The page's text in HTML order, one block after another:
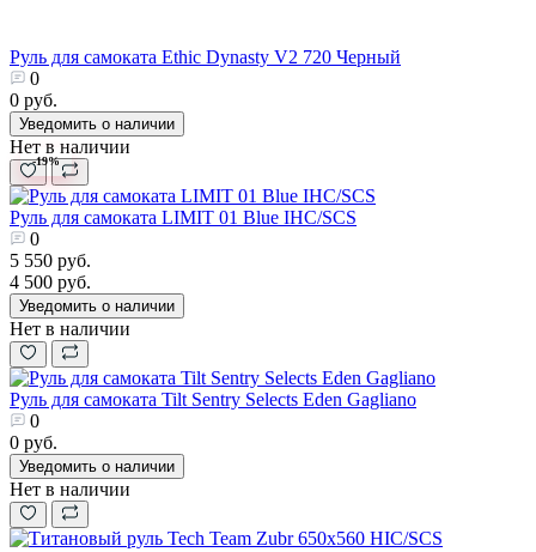
Руль для самоката Ethic Dynasty V2 720 Черный
0
0 руб.
Уведомить о наличии
-19%
Нет в наличии
Руль для самоката LIMIT 01 Blue IHC/SCS
0
5 550 руб.
4 500 руб.
Уведомить о наличии
Нет в наличии
Руль для самоката Tilt Sentry Selects Eden Gagliano
0
0 руб.
Уведомить о наличии
Нет в наличии